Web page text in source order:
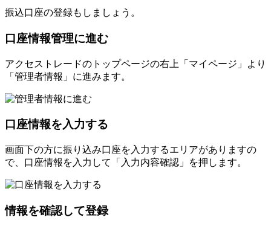
振込口座の登録もしましょう。
口座情報管理に進む
アクセストレードのトップページの右上「マイページ」より
「管理者情報」に進みます。
口座情報を入力する
画面下の方に振り込み口座を入力するエリアがありますの
で、口座情報を入力して「入力内容確認」を押します。
情報を確認して登録